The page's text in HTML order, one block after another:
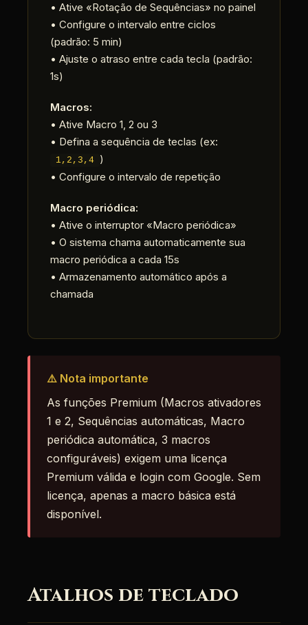
• Ative «Rotação de Sequências» no painel
• Configure o intervalo entre ciclos
(padrão: 5 min)
• Ajuste o atraso entre cada tecla (padrão:
1s)
Macros:
• Ative Macro 1, 2 ou 3
• Defina a sequência de teclas (ex:
1,2,3,4 )
• Configure o intervalo de repetição
Macro periódica:
• Ative o interruptor «Macro periódica»
• O sistema chama automaticamente sua
macro periódica a cada 15s
• Armazenamento automático após a
chamada
⚠️ Nota importante
As funções Premium (Macros ativadores
1 e 2, Sequências automáticas, Macro
periódica automática, 3 macros
configuráveis) exigem uma licença
Premium válida e login com Google. Sem
licença, apenas a macro básica está
disponível.
Atalhos de teclado